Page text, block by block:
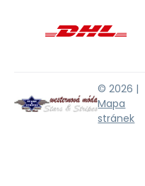
© 2026 |
Mapa
stránek